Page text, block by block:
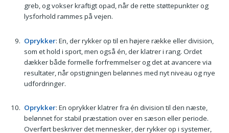
greb, og vokser kraftigt opad, når de rette støttepunkter og
lysforhold rammes på vejen.
Oprykker: En, der rykker op til en højere række eller division,
som et hold i sport, men også én, der klatrer i rang. Ordet
dækker både formelle forfremmelser og det at avancere via
resultater, når opstigningen belønnes med nyt niveau og nye
udfordringer.
Oprykker: En oprykker klatrer fra én division til den næste,
belønnet for stabil præstation over en sæson eller periode.
Overført beskriver det mennesker, der rykker op i systemer,